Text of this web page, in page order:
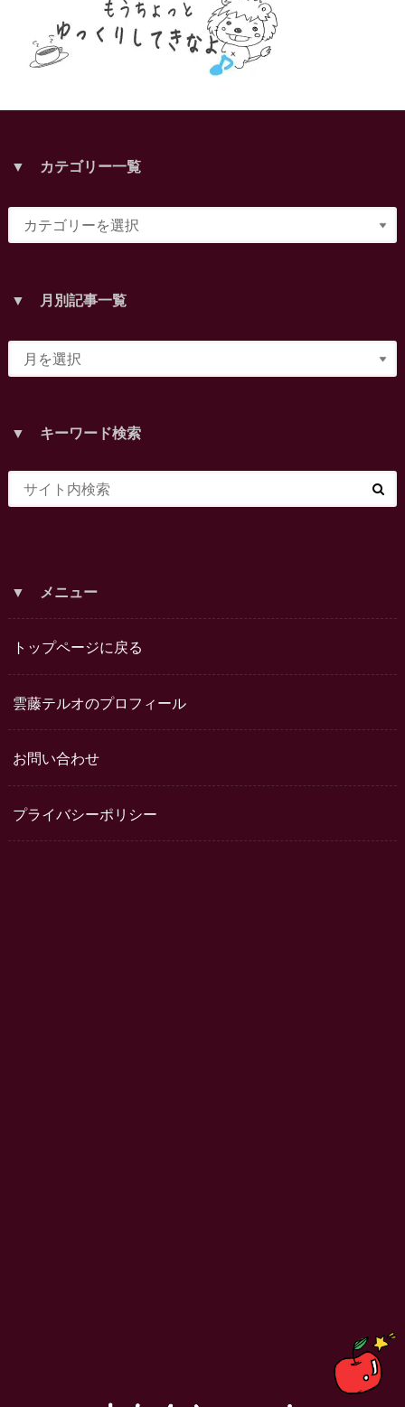
▼ カテゴリー一覧
▼ 月別記事一覧
▼ キーワード検索
▼ メニュー
トップページに戻る
雲藤テルオのプロフィール
お問い合わせ
プライバシーポリシー